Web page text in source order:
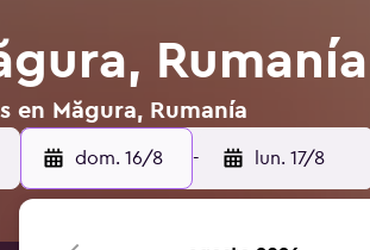
Rumanía
en Măgura, Rumanía
dom. 16/8 - lun. 17/8